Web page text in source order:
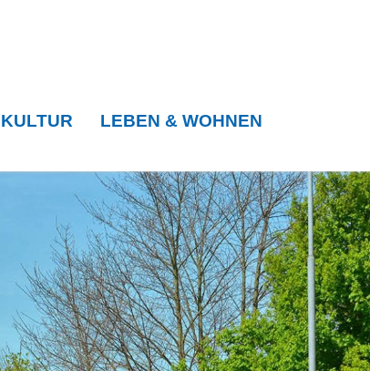
LEBEN & WOHNEN